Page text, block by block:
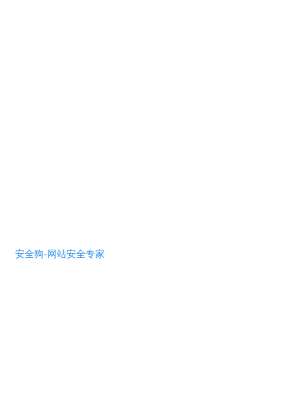
安全狗-网站安全专家